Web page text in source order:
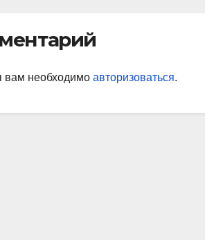
вам необходимо авторизоваться.